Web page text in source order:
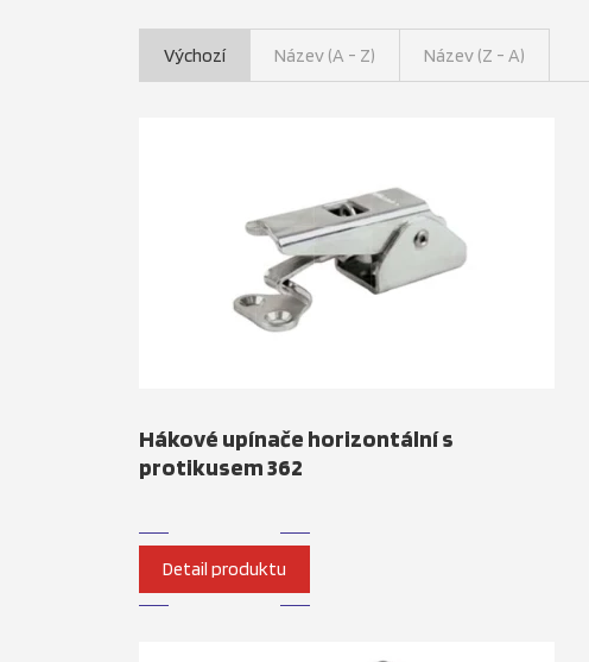
Výchozí Název (A - Z) Název (Z - A)
Hákové upínače horizontální s
protikusem 362
Detail produktu